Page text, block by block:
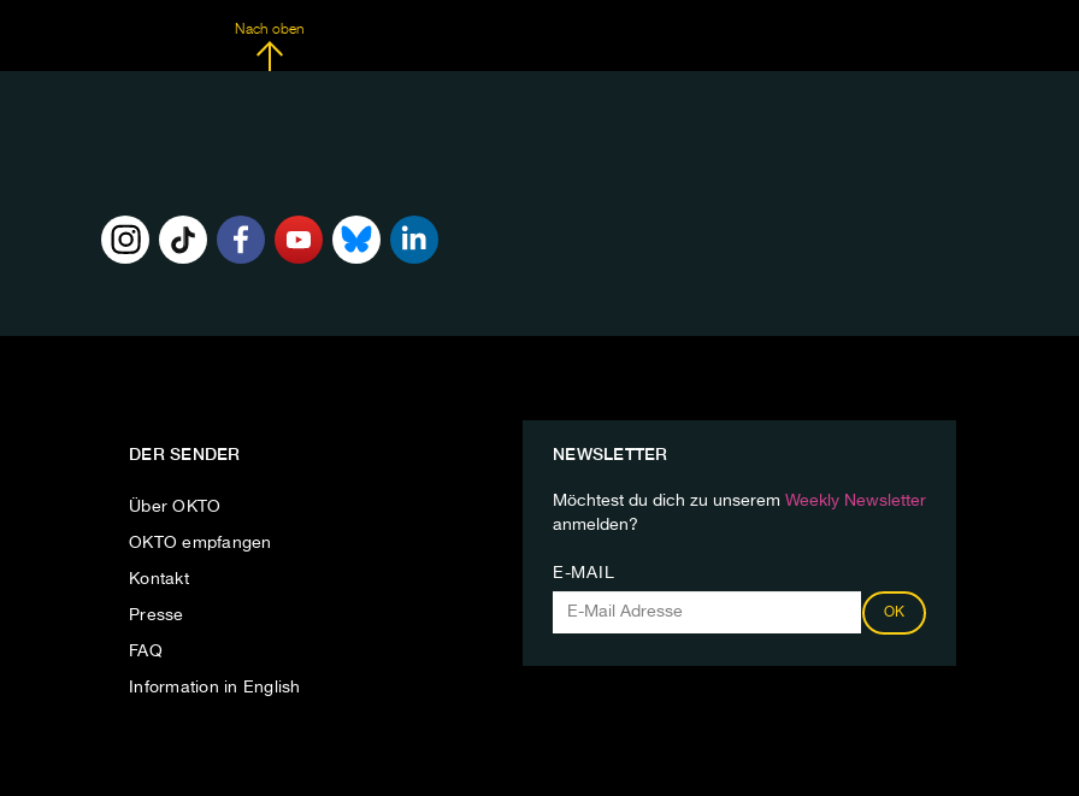
Nach oben
DER SENDER
Über OKTO
OKTO empfangen
Kontakt
Presse
FAQ
Information in English
NEWSLETTER
Möchtest du dich zu unserem Weekly Newsletter
anmelden?
E-MAIL
OK